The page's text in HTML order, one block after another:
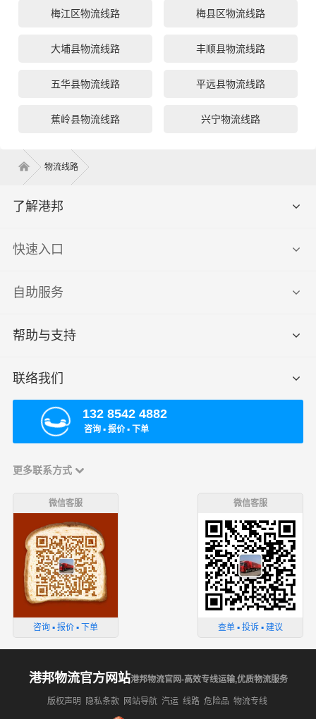
梅江区物流线路 梅县区物流线路
大埔县物流线路 丰顺县物流线路
五华县物流线路 平远县物流线路
蕉岭县物流线路 兴宁物流线路
物流线路
了解港邦
快速入口
自助服务
帮助与支持
联络我们
132 8542 4882
咨询 ▪ 报价 ▪ 下单
更多联系方式
微信客服
咨询 ▪ 报价 ▪ 下单
微信客服
查单 ▪ 投诉 ▪ 建议
港邦物流官方网站港邦物流官网-高效专线运输,优质物流服务
版权声明 隐私条款 网站导航 汽运 线路 危险品 物流专线